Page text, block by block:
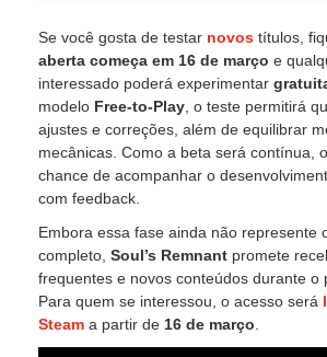
Se você gosta de testar novos títulos,
aberta começa em 16 de março e
interessado poderá experimentar
modelo Free-to-Play , o teste permitirá
ajustes e correções, além de equilibrar
mecânicas. Como a beta será contínua,
chance de acompanhar o
com feedback.
Embora essa fase ainda não represente
completo, Soul’s Remnant promete
frequentes e novos conteúdos durante o
Para quem se interessou, o acesso será
Steam a partir de 16 de março